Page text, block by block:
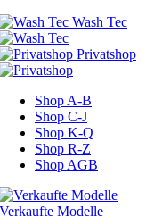
Shop A-B
Shop C-J
Shop K-Q
Shop R-Z
Shop AGB